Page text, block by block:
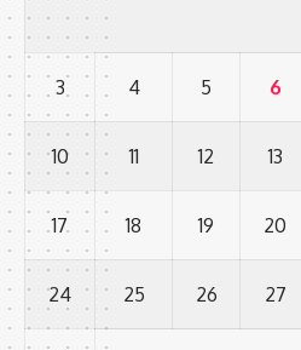
3 4 5 6
10 11 12 13
17 18 19 20
24 25 26 27